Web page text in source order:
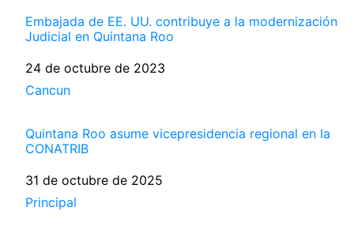
Embajada de EE. UU. contribuye a la modernización
Judicial en Quintana Roo
Fecha
24 de octubre de 2023
Respecto a
Cancun
Quintana Roo asume vicepresidencia regional en la
CONATRIB
Fecha
31 de octubre de 2025
Respecto a
Principal